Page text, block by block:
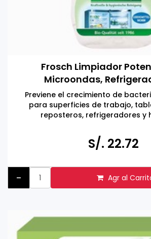
Frosch Limpiador
Microondas,
Accesorios de Cocina
Previene el crecimiento de
para superficies de trabajo,
reposteros, refrigeradores y
Hecho en ALEMANIA
Eco-amigable, no daña la
S/. 22.72
- Agr al